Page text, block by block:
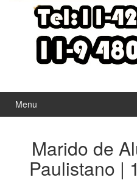
Menu
Marido de
Paulistano |